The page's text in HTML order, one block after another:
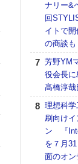
ナリー&
回
イトで
の商談も
芳野YM
役会長
髙橋淳
理想科
刷向け
ン 『
を７月
面のオ